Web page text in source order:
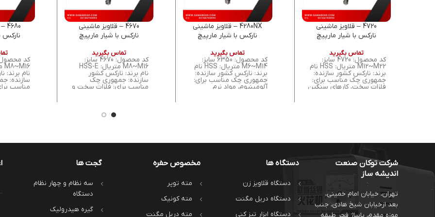
4720 – قلاویز ماشینی
نارکس با شیار مارپیچ
چک
تماس بگیرید
کد محصول: 4720 سایز:
M12~M22 متریال: HSS نام
برند: نارکس کشور سازنده:
جمهوری چک مناسب برای:
فلزات سخت، کارهای سنگین
4280NX – قلاویز ماشینی
نارکس با شیار مارپیچ
چک
تماس بگیرید
کد محصول: 6350 سایز:
M6~M14 متریال: HSS نام
برند: نارکس کشور سازنده:
جمهوری چک مناسب برای:
آلومینیوم، مواد نرم
4670 – قلاویز ماشینی
نارکس با شیار مارپیچ
چک
تماس بگیرید
کد محصول: 4670 سایز:
M8~M16 متریال: HSS-E
نام برند: نارکس کشور
سازنده: جمهوری چک
مناسب برای: فلزات سخت و
نارکس
نام برند:
سازنده:
مناسب
شرکت توکان صنعت
اندیشه ساز
تهران، خیابان امام خمینی،
بعد ازخیابان شیخ هادی، جنب
دستگاه ها
دستگاه قلاویز زن
دستگاه دریل مگنت
دستگاه ابزار تیز کنی
مخصوص حفره
مته توپر
مته کونیک
مته دریل مگنت
گجت ها
سه نظام و چهار نظام
دستگاه
گیره هیدرولیک